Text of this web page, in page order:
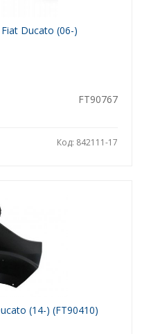
Ducato (06-)
FT90767
Код: 842111-17
(14-) (FT90410)